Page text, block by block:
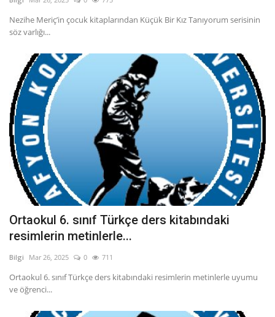
Nezihe Meriç’in çocuk kitaplarından Küçük Bir Kız Tanıyorum serisinin
söz varlığı...
Ortaokul 6. sınıf Türkçe ders kitabındaki
resimlerin metinlerle...
Bilgi Mar 26, 2025 0 711
Ortaokul 6. sınıf Türkçe ders kitabındaki resimlerin metinlerle uyumu
ve öğrenci...